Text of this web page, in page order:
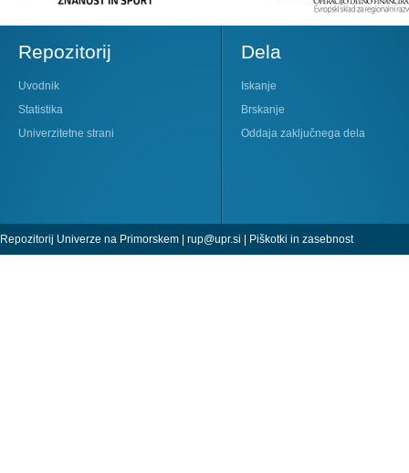
Repozitorij
Uvodnik
Statistika
Univerzitetne strani
Dela
Iskanje
Brskanje
Oddaja zaključnega dela
Repozitorij Univerze na Primorskem | rup@upr.si | Piškotki in zasebnost